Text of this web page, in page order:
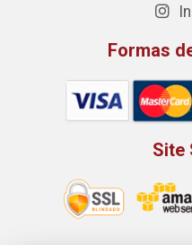
Formas
Site